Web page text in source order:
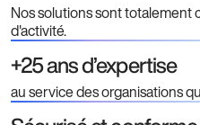
Nos solutions sont
d'activité.
+25 ans d’expertise
au service des organisations